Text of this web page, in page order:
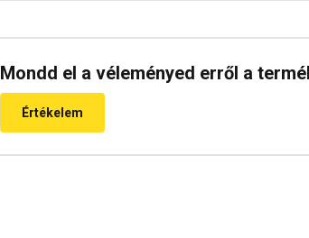
Mondd el a véleményed erről a
Értékelem